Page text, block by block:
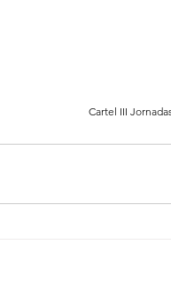
Cartel III